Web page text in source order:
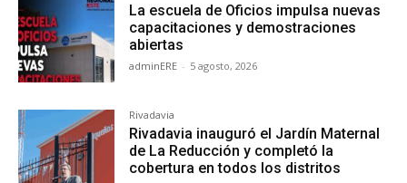
La escuela de Oficios impulsa nuevas
capacitaciones y demostraciones
abiertas
adminERE - 5 agosto, 2026
Rivadavia
Rivadavia inauguró el Jardín Maternal
de La Reducción y completó la
cobertura en todos los distritos